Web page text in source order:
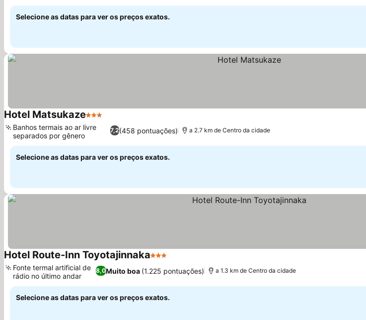
Selecione as datas para ver os preços exatos.
Hotel Matsukaze3 Estrelas
7,2(458 pontuações)
Banhos termais ao ar livre
separados por gênero
a 2.7 km de Centro da cidade
Selecione as datas para ver os preços exatos.
Hotel Route-Inn Toyotajinnaka3 Estrelas
8,0Muito boa (1.225 pontuações)
Fonte termal artificial de
rádio no último andar
a 1.3 km de Centro da cidade
Selecione as datas para ver os preços exatos.